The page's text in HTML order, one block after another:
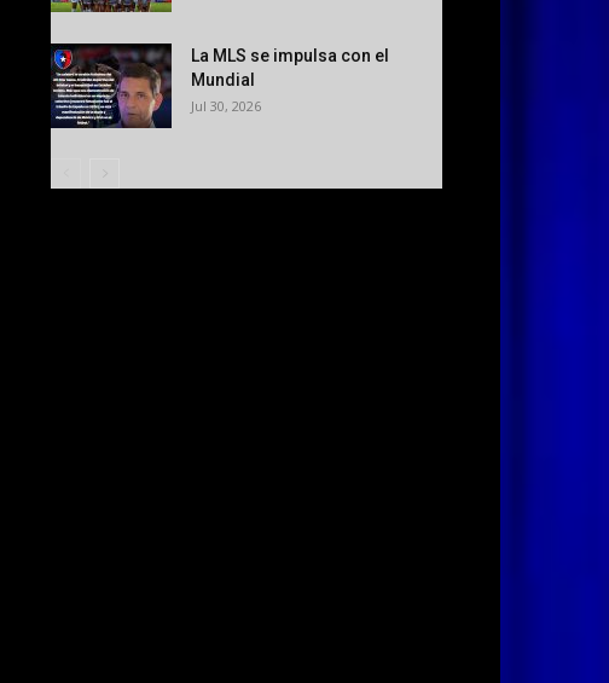
La MLS se impulsa con el
Mundial
Jul 30, 2026